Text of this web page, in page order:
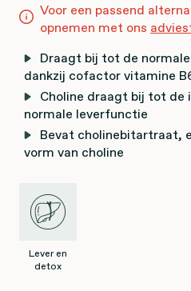
Voor een passend
opnemen met ons
Draagt bij tot de
dankzij cofactor vitamine
Choline draagt bij tot de
normale leverfunctie
Bevat cholinebitartraat,
vorm van choline
Lever en
detox